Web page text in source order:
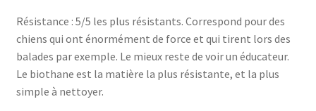
Résistance : 5/5 les plus résistants. Correspond pour des
chiens qui ont énormément de force et qui tirent lors des
balades par exemple. Le mieux reste de voir un éducateur.
Le biothane est la matière la plus résistante, et la plus
simple à nettoyer.